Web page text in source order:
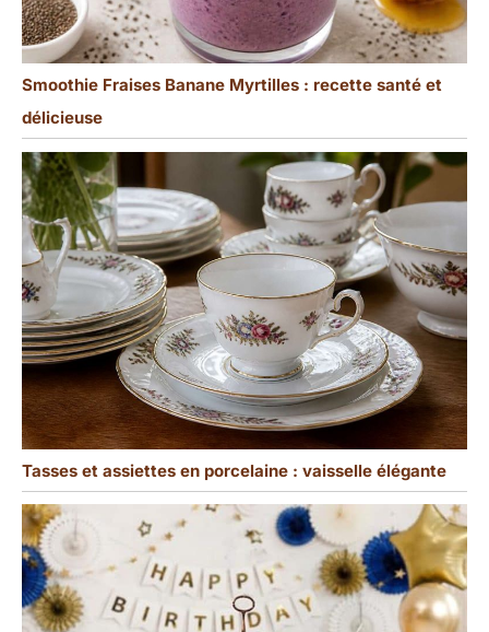
Smoothie Fraises Banane Myrtilles : recette santé et
délicieuse
Tasses et assiettes en porcelaine : vaisselle élégante